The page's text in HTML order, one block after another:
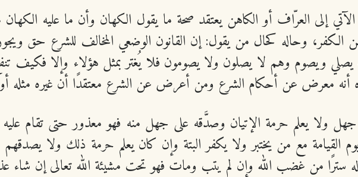
إلى العرّاف أو الكاهن يعتقد صحة ما يقول الكهان وأن ما عليه
وحاله كحال من يقول: إن القانون الوضعي المخالف للشرع حق
يصلي ويصوم وهم لا يصلون ولا يصومون فلا يُغتر بمثل هؤلاء وإلا فكيف
أنه معرض عن أحكام الشرع ومن أعرض عن الشرع معتقدًا أن غيره مثله أو
ولا يعلم حرمة الإتيان وصدَّقه على جهل منه فهو معذور حتى تقام عليه
القيامة مع من يختبر ولا يكفر البتة وإن كان يعلم حرمة ذلك ولا
سترًا من غضب الله وإن لم يتب ومات فهو تحت مشيئة الله تعالى إن شاء